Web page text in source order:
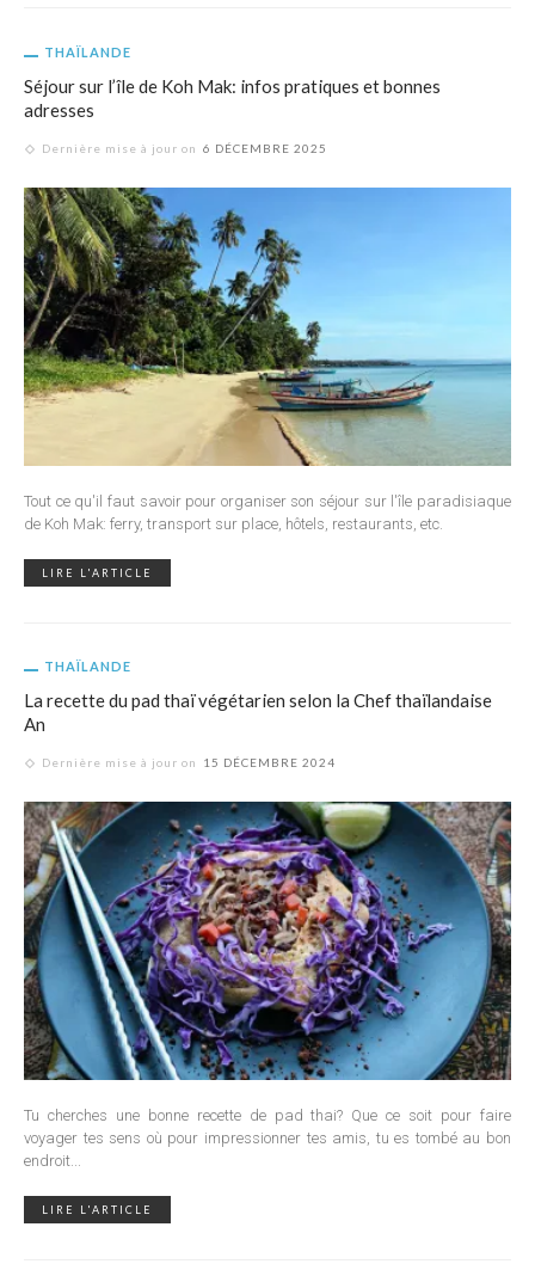
THAÏLANDE
Séjour sur l’île de Koh Mak: infos pratiques et bonnes
adresses
Dernière mise à jour on 6 DÉCEMBRE 2025
Tout ce qu'il faut savoir pour organiser son séjour sur l'île paradisiaque
de Koh Mak: ferry, transport sur place, hôtels, restaurants, etc.
LIRE L'ARTICLE
THAÏLANDE
La recette du pad thaï végétarien selon la Chef thaïlandaise
An
Dernière mise à jour on 15 DÉCEMBRE 2024
Tu cherches une bonne recette de pad thai? Que ce soit pour faire
voyager tes sens où pour impressionner tes amis, tu es tombé au bon
endroit...
LIRE L'ARTICLE